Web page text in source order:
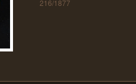
216/1877